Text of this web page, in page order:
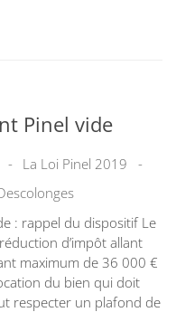
Pinel vide
La Loi Pinel 2019
: rappel du dispositif Le
d’impôt allant
maximum de 36 000 €
du bien qui doit
respecter un plafond de